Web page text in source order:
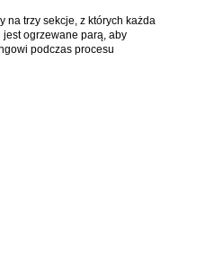
na trzy sekcje, z których każda
ogrzewane parą, aby
podczas procesu